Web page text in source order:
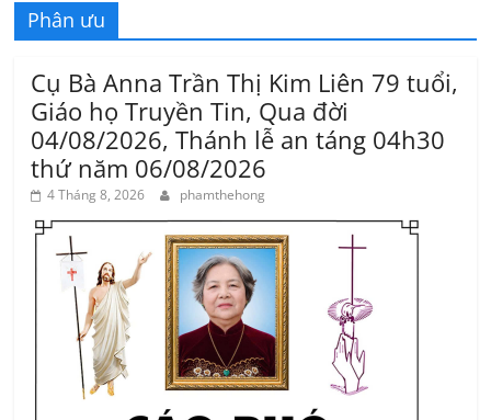
Phân ưu
Cụ Bà Anna Trần Thị Kim Liên 79 tuổi,
Giáo họ Truyền Tin, Qua đời
04/08/2026, Thánh lễ an táng 04h30
thứ năm 06/08/2026
4 Tháng 8, 2026 phamthehong